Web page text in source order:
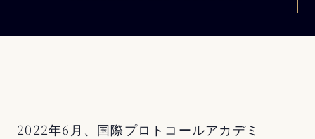
2022年6月、国際プロトコールアカデミ